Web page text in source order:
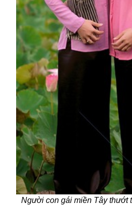
Người con gái miền Tây thướt